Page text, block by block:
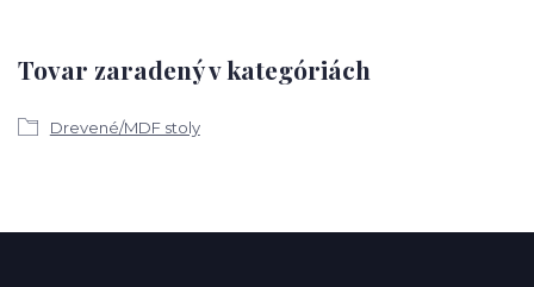
Tovar zaradený v kategóriách
Drevené/MDF stoly